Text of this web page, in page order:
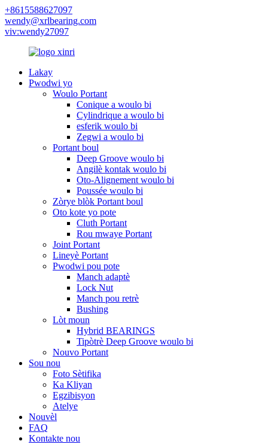
+8615588627097
wendy@xrlbearing.com
viv:wendy27097
Lakay
Pwodwi yo
Woulo Portant
Conique a woulo bi
Cylindrique a woulo bi
esferik woulo bi
Zegwi a woulo bi
Portant boul
Deep Groove woulo bi
Angilè kontak woulo bi
Oto-Alignement woulo bi
Poussée woulo bi
Zòrye blòk Portant boul
Oto kote yo pote
Cluth Portant
Rou mwaye Portant
Joint Portant
Lineyè Portant
Pwodwi pou pote
Manch adaptè
Lock Nut
Manch pou retrè
Bushing
Lòt moun
Hybrid BEARINGS
Tipòtrè Deep Groove woulo bi
Nouvo Portant
Sou nou
Foto Sètifika
Ka Kliyan
Egzibisyon
Atelye
Nouvèl
FAQ
Kontakte nou